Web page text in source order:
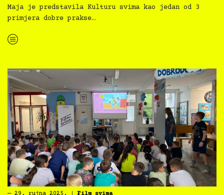
Maja je predstavila Kulturu svima kao jedan od 3
primjera dobre prakse…
“Projekt Kultura svima predstavljen kao AMPEU primjer dobre prakse”
― 29. rujna 2025. Film svima